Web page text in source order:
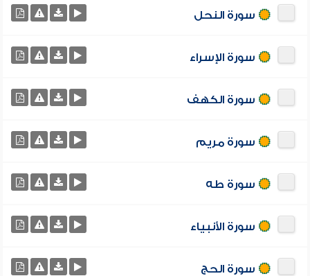
سورة النحل
سورة الإسراء
سورة الكهف
سورة مريم
سورة طه
سورة الأنبياء
سورة الحج